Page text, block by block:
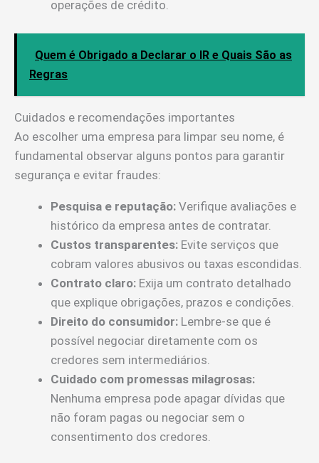
operações de crédito.
Quem é Obrigado a Declarar o IR e Quais São as
Regras
Cuidados e recomendações importantes
Ao escolher uma empresa para limpar seu nome, é
fundamental observar alguns pontos para garantir
segurança e evitar fraudes:
Pesquisa e reputação: Verifique avaliações e
histórico da empresa antes de contratar.
Custos transparentes: Evite serviços que
cobram valores abusivos ou taxas escondidas.
Contrato claro: Exija um contrato detalhado
que explique obrigações, prazos e condições.
Direito do consumidor: Lembre-se que é
possível negociar diretamente com os
credores sem intermediários.
Cuidado com promessas milagrosas:
Nenhuma empresa pode apagar dívidas que
não foram pagas ou negociar sem o
consentimento dos credores.